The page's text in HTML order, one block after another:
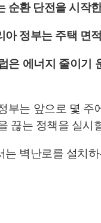
순환 단전을 시작
아 정부는 주택 면
은 에너지 줄이기
부는 앞으로 몇 주
끊는 정책을 실시
는 벽난로를 설치